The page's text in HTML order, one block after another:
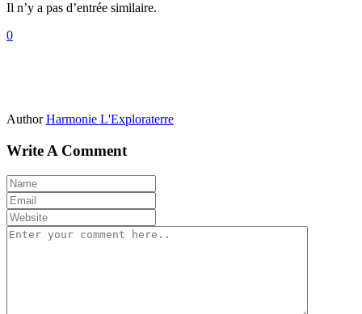
Il n’y a pas d’entrée similaire.
0
Author Harmonie L'Exploraterre
Write A Comment